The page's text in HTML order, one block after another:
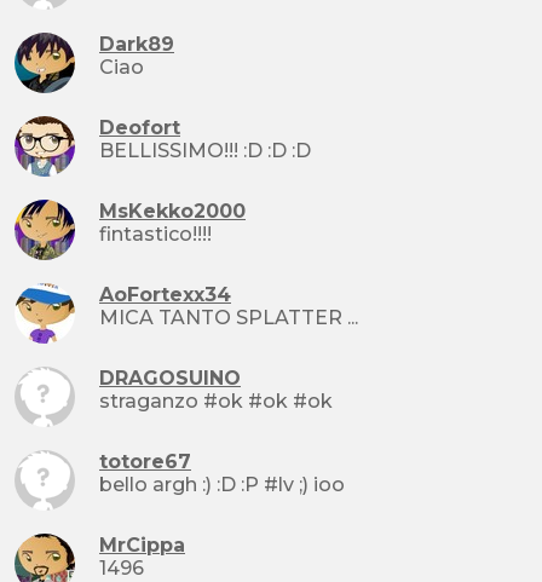
Dark89
Ciao
Deofort
BELLISSIMO!!! :D :D :D
MsKekko2000
fintastico!!!!
AoFortexx34
MICA TANTO SPLATTER ...
DRAGOSUINO
straganzo #ok #ok #ok
totore67
bello argh :) :D :P #lv ;) ioo
MrCippa
1496